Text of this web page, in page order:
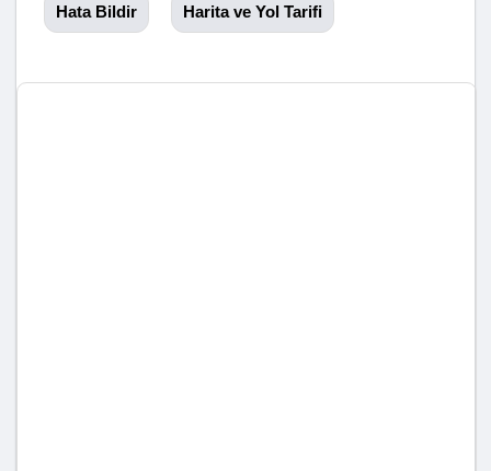
Hata Bildir Harita ve Yol Tarifi